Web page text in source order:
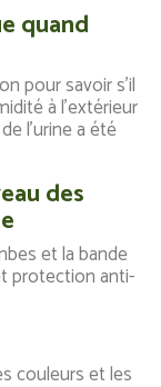
quand
pour savoir s'il
à l'extérieur
l'urine a été
des
et la bande
protection anti-
couleurs et les